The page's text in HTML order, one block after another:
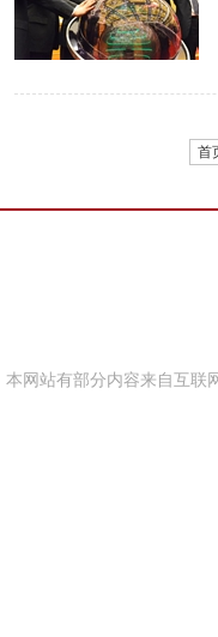
首
本网站有部分内容来自互联